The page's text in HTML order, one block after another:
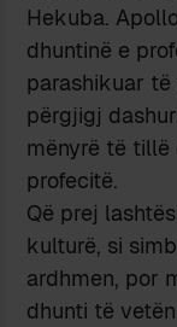
Hekuba.
dhuntinë e
parashikuar
përgjigj
mënyrë të tillë
profecitë.
Që prej
kulturë, si
ardhmen, por
dhunti të